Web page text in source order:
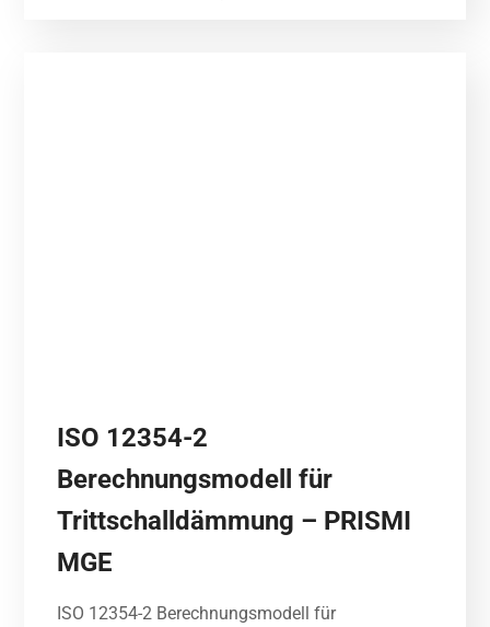
ISO 12354-2
Berechnungsmodell für
Trittschalldämmung – PRISMI
MGE
ISO 12354-2 Berechnungsmodell für